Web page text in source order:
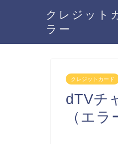
クレジット
ラー
クレジットカード
dTVチ
（エ